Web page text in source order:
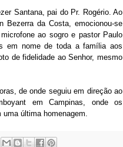
Santana, pai do Pr. Rogério. Ao
Bezerra da Costa, emocionou-se
ao sogro e pastor Paulo
em nome de toda a família aos
de fidelidade ao Senhor, mesmo
de onde seguiu em direção ao
em Campinas, onde os
última homenagem.